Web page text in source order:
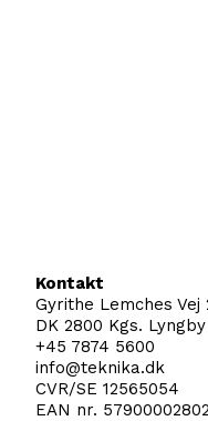
Kontakt
Gyrithe Lemches Vej
DK 2800 Kgs. Lyngby
+45 7874 5600
info@teknika.dk
CVR/SE 12565054
EAN nr.